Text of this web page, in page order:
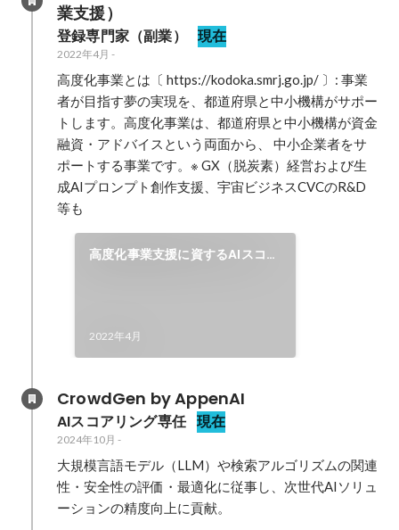
業支援）
登録専門家（副業） 現在
2022年4月 -
高度化事業とは〔 https://kodoka.smrj.go.jp/ 〕: 事業
者が目指す夢の実現を、都道府県と中小機構がサポー
トします。高度化事業は、都道府県と中小機構が資金
融資・アドバイスという両面から、 中小企業者をサ
ポートする事業です。※ GX（脱炭素）経営および生
成AIプロンプト創作支援、宇宙ビジネスCVCのR&D
等も
高度化事業支援に資するAIスコア
2022年4月
CrowdGen by AppenAI
AIスコアリング専任 現在
2024年10月 -
大規模言語モデル（LLM）や検索アルゴリズムの関連
性・安全性の評価・最適化に従事し、次世代AIソリュ
ーションの精度向上に貢献。